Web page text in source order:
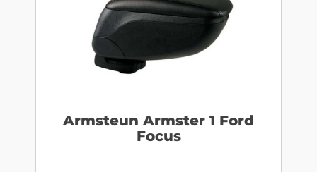
Armsteun Armster 1 Ford
Focus